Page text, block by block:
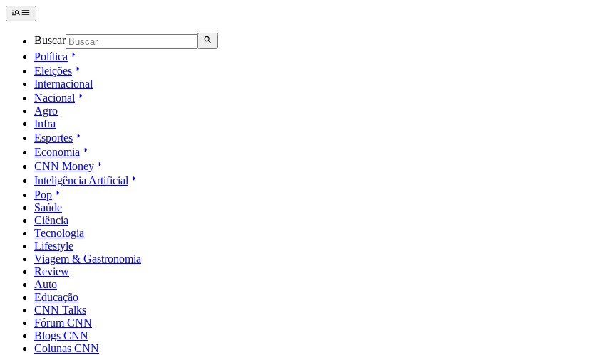
Buscar
Política
Eleições
Internacional
Nacional
Agro
Infra
Esportes
Economia
CNN Money
Inteligência Artificial
Pop
Saúde
Ciência
Tecnologia
Lifestyle
Viagem & Gastronomia
Review
Auto
Educação
CNN Talks
Fórum CNN
Blogs CNN
Colunas CNN